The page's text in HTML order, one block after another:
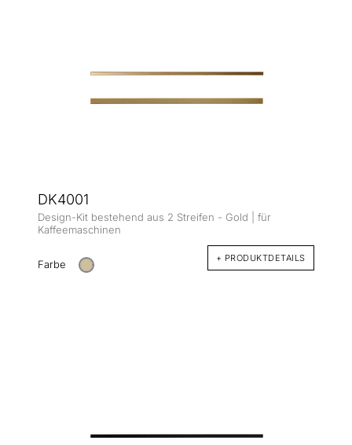
DK4001
Design-Kit bestehend aus 2 Streifen - Gold | für
Kaffeemaschinen
Farbe + PRODUKTDETAILS